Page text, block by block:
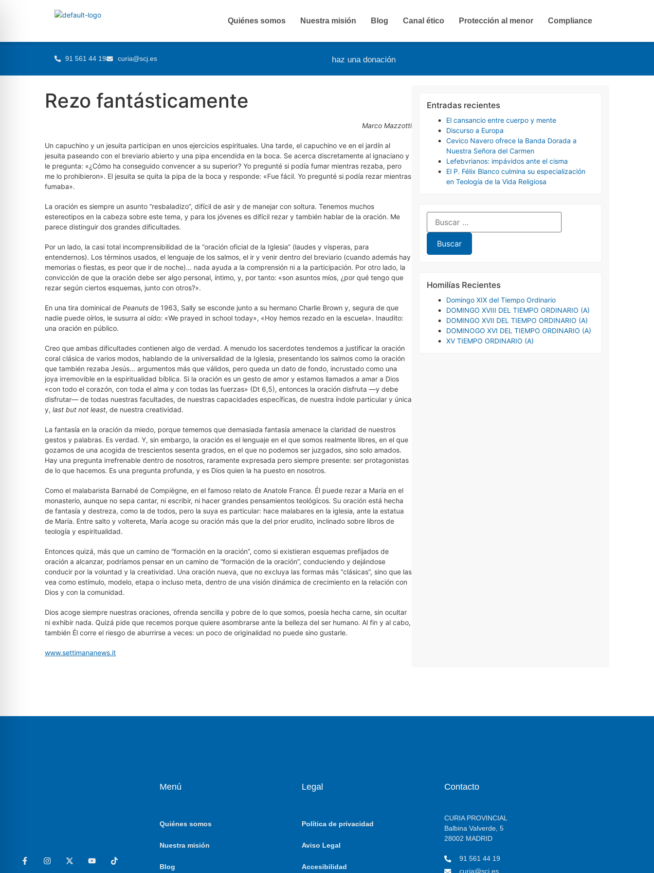
91 561 44 19 curia@scj.es haz una donación
Quiénes somos Nuestra misión Blog Canal ético Protección al menor Compliance
Rezo fantásticamente
Marco Mazzotti
Un capuchino y un jesuita participan en unos ejercicios espirituales. Una tarde, el capuchino ve en el jardín al
jesuita paseando con el breviario abierto y una pipa encendida en la boca. Se acerca discretamente al ignaciano y
le pregunta: «¿Cómo ha conseguido convencer a su superior? Yo pregunté si podía fumar mientras rezaba, pero
me lo prohibieron». El jesuita se quita la pipa de la boca y responde: «Fue fácil. Yo pregunté si podía rezar mientras
fumaba».
La oración es siempre un asunto “resbaladizo”, difícil de asir y de manejar con soltura. Tenemos muchos
estereotipos en la cabeza sobre este tema, y para los jóvenes es difícil rezar y también hablar de la oración. Me
parece distinguir dos grandes dificultades.
Por un lado, la casi total incomprensibilidad de la “oración oficial de la Iglesia” (laudes y vísperas, para
entendernos). Los términos usados, el lenguaje de los salmos, el ir y venir dentro del breviario (cuando además hay
memorias o fiestas, es peor que ir de noche)… nada ayuda a la comprensión ni a la participación. Por otro lado, la
convicción de que la oración debe ser algo personal, íntimo, y, por tanto: «son asuntos míos, ¿por qué tengo que
rezar según ciertos esquemas, junto con otros?».
En una tira dominical de Peanuts de 1963, Sally se esconde junto a su hermano Charlie Brown y, segura de que
nadie puede oírlos, le susurra al oído: «We prayed in school today», «Hoy hemos rezado en la escuela». Inaudito:
una oración en público.
Creo que ambas dificultades contienen algo de verdad. A menudo los sacerdotes tendemos a justificar la oración
coral clásica de varios modos, hablando de la universalidad de la Iglesia, presentando los salmos como la oración
que también rezaba Jesús… argumentos más que válidos, pero queda un dato de fondo, incrustado como una
joya irremovible en la espiritualidad bíblica. Si la oración es un gesto de amor y estamos llamados a amar a Dios
«con todo el corazón, con toda el alma y con todas las fuerzas» (Dt 6,5), entonces la oración disfruta —y debe
disfrutar— de todas nuestras facultades, de nuestras capacidades específicas, de nuestra índole particular y única
y, last but not least, de nuestra creatividad.
La fantasía en la oración da miedo, porque tememos que demasiada fantasía amenace la claridad de nuestros
gestos y palabras. Es verdad. Y, sin embargo, la oración es el lenguaje en el que somos realmente libres, en el que
gozamos de una acogida de trescientos sesenta grados, en el que no podemos ser juzgados, sino solo amados.
Hay una pregunta irrefrenable dentro de nosotros, raramente expresada pero siempre presente: ser protagonistas
de lo que hacemos. Es una pregunta profunda, y es Dios quien la ha puesto en nosotros.
Como el malabarista Barnabé de Compiègne, en el famoso relato de Anatole France. Él puede rezar a María en el
monasterio, aunque no sepa cantar, ni escribir, ni hacer grandes pensamientos teológicos. Su oración está hecha
de fantasía y destreza, como la de todos, pero la suya es particular: hace malabares en la iglesia, ante la estatua
de María. Entre salto y voltereta, María acoge su oración más que la del prior erudito, inclinado sobre libros de
teología y espiritualidad.
Entonces quizá, más que un camino de “formación en la oración”, como si existieran esquemas prefijados de
oración a alcanzar, podríamos pensar en un camino de “formación de la oración”, conduciendo y dejándose
conducir por la voluntad y la creatividad. Una oración nueva, que no excluya las formas más “clásicas”, sino que las
vea como estímulo, modelo, etapa o incluso meta, dentro de una visión dinámica de crecimiento en la relación con
Dios y con la comunidad.
Dios acoge siempre nuestras oraciones, ofrenda sencilla y pobre de lo que somos, poesía hecha carne, sin ocultar
ni exhibir nada. Quizá pide que recemos porque quiere asombrarse ante la belleza del ser humano. Al fin y al cabo,
también Él corre el riesgo de aburrirse a veces: un poco de originalidad no puede sino gustarle.
www.settimananews.it
Entradas recientes
El cansancio entre cuerpo y mente
Discurso a Europa
Cevico Navero ofrece la Banda Dorada a
Nuestra Señora del Carmen
Lefebvrianos: impávidos ante el cisma
El P. Félix Blanco culmina su especialización
en Teología de la Vida Religiosa
Homilías Recientes
Domingo XIX del Tiempo Ordinario
DOMINGO XVIII DEL TIEMPO ORDINARIO (A)
DOMINGO XVII DEL TIEMPO ORDINARIO (A)
DOMINOGO XVI DEL TIEMPO ORDINARIO (A)
XV TIEMPO ORDINARIO (A)
Menú
Quiénes somos
Nuestra misión
Blog
Legal
Política de privacidad
Aviso Legal
Accesibilidad
Contacto
CURIA PROVINCIAL
Balbina Valverde, 5
28002 MADRID
91 561 44 19
curia@scj.es